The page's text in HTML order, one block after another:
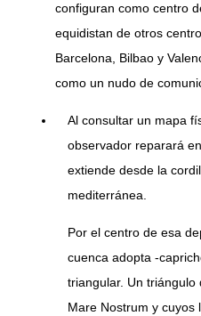
configuran como centro
equidistan de otros
Barcelona, Bilbao y
como un nudo de
Al consultar un mapa
observador reparará
extiende desde la
mediterránea.
Por el centro de esa
cuenca adopta -
triangular. Un
Mare Nostrum y cuyos